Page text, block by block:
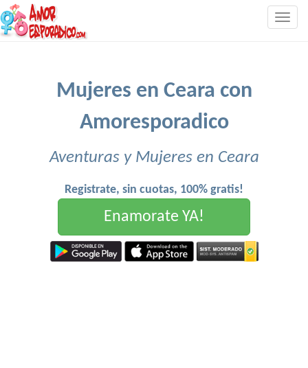
Mujeres en Ceara con
Amoresporadico
Aventuras y Mujeres en Ceara
Registrate, sin cuotas, 100% gratis!
Enamorate YA!